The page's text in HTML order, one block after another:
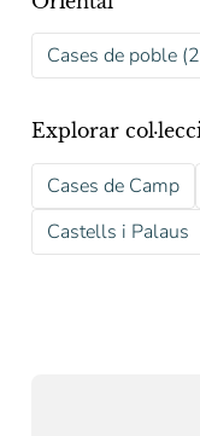
Cases de poble
Explorar
Cases de Camp
Castells i Palaus